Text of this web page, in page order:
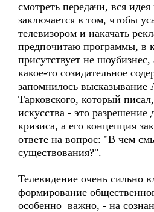
смотреть передачи, вся
заключается в том, чтобы
телевизором и накачать
предпочитаю программы, в
присутствует не шоубизнес,
какое-то созидательное
запомнилось высказывание
Тарковского, который
искусства - это разрешение
кризиса, а его концепция
ответе на вопрос: "В чем
существования?".
Телевидение очень сильно
формирование
особенно важно, - на